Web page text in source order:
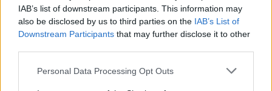
IAB’s list of downstream participants. This information may
also be disclosed by us to third parties on the IAB’s List of
Downstream Participants that may further disclose it to other
Please note that this website/app uses one or more Google
Personal Data Processing Opt Outs